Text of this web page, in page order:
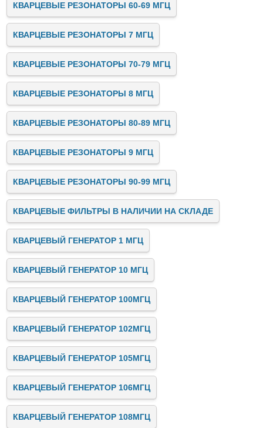
КВАРЦЕВЫЕ РЕЗОНАТОРЫ 60-69 МГЦ
КВАРЦЕВЫЕ РЕЗОНАТОРЫ 7 МГЦ
КВАРЦЕВЫЕ РЕЗОНАТОРЫ 70-79 МГЦ
КВАРЦЕВЫЕ РЕЗОНАТОРЫ 8 МГЦ
КВАРЦЕВЫЕ РЕЗОНАТОРЫ 80-89 МГЦ
КВАРЦЕВЫЕ РЕЗОНАТОРЫ 9 МГЦ
КВАРЦЕВЫЕ РЕЗОНАТОРЫ 90-99 МГЦ
КВАРЦЕВЫЕ ФИЛЬТРЫ В НАЛИЧИИ НА СКЛАДЕ
КВАРЦЕВЫЙ ГЕНЕРАТОР 1 МГЦ
КВАРЦЕВЫЙ ГЕНЕРАТОР 10 МГЦ
КВАРЦЕВЫЙ ГЕНЕРАТОР 100МГЦ
КВАРЦЕВЫЙ ГЕНЕРАТОР 102МГЦ
КВАРЦЕВЫЙ ГЕНЕРАТОР 105МГЦ
КВАРЦЕВЫЙ ГЕНЕРАТОР 106МГЦ
КВАРЦЕВЫЙ ГЕНЕРАТОР 108МГЦ